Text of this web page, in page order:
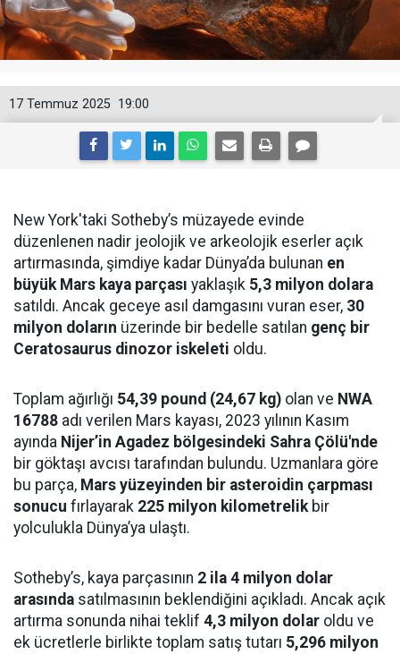
19:00
17 Temmuz 2025
New York'taki Sotheby’s müzayede evinde
düzenlenen nadir jeolojik ve arkeolojik eserler açık
artırmasında, şimdiye kadar Dünya’da bulunan en
büyük Mars kaya parçası yaklaşık 5,3 milyon dolara
satıldı. Ancak geceye asıl damgasını vuran eser, 30
milyon doların üzerinde bir bedelle satılan genç bir
Ceratosaurus dinozor iskeleti oldu.
Toplam ağırlığı 54,39 pound (24,67 kg) olan ve NWA
16788 adı verilen Mars kayası, 2023 yılının Kasım
ayında Nijer’in Agadez bölgesindeki Sahra Çölü'nde
bir göktaşı avcısı tarafından bulundu. Uzmanlara göre
bu parça, Mars yüzeyinden bir asteroidin çarpması
sonucu fırlayarak 225 milyon kilometrelikbir
yolculukla Dünya’ya ulaştı.
Sotheby’s, kaya parçasının 2 ila 4 milyon dolar
arasında satılmasının beklendiğini açıkladı. Ancak açık
artırma sonunda nihai teklif 4,3 milyon dolar oldu ve
ek ücretlerle birlikte toplam satış tutarı 5,296 milyon